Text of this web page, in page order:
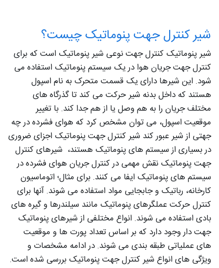
شیر کنترل جهت پنوماتیک چیست؟
شیر پنوماتیک کنترل جهت نوعی شیر پنوماتیک است که برای
کنترل جهت جریان هوا در یک سیستم پنوماتیک استفاده می
شود. این شیرها دارای یک قسمت متحرک به نام اسپول
هستند که داخل بدنه شیر حرکت می کند تا گذرگاه های
مختلف جریان را به هم وصل یا از هم جدا کند. با تغییر
موقعیت اسپول، می توان مشخص کرد که هوای فشرده در چه
جهتی از شیر عبور کند شیر کنترل جهت پنوماتیک اجزای ضروری
در بسیاری از سیستم های پنوماتیک هستند، شیرهای کنترل
جهت پنوماتیک نقش مهمی در کنترل جریان هوای فشرده در
سیستم های پنوماتیک ایفا می کنند. برای مثال؛ اتوماسیون
کارخانه، رباتیک و جابجایی مواد استفاده می شوند. آنها برای
کنترل حرکت عملگرهای پنوماتیک مانند سیلندرها و گیره های
بادی استفاده می شوند. انواع مختلفی از شیرهای پنوماتیک
جهت دار وجود دارد که بر اساس تعداد پورت ها و موقعیت
های عملیاتی طبقه بندی می شوند. در ادامه مشخصات و
ویژگی های انواع شیر کنترل جهت پنوماتیک بررسی شده است.